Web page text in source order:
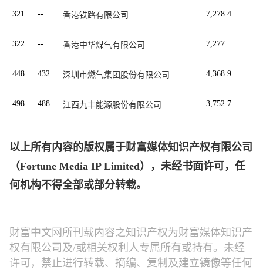
321 -- 香港铁路有限公司 7,278.4
322 -- 香港中华煤气有限公司 7,277
448 432 深圳市燃气集团股份有限公司 4,368.9
498 488 江西九丰能源股份有限公司 3,752.7
以上所有内容的版权属于财富媒体知识产权有限公司
（Fortune Media IP Limited），未经书面许可，任
何机构不得全部或部分转载。
财富中文网所刊载内容之知识产权为财富媒体知识产
权有限公司及/或相关权利人专属所有或持有。未经
许可，禁止进行转载、摘编、复制及建立镜像等任何